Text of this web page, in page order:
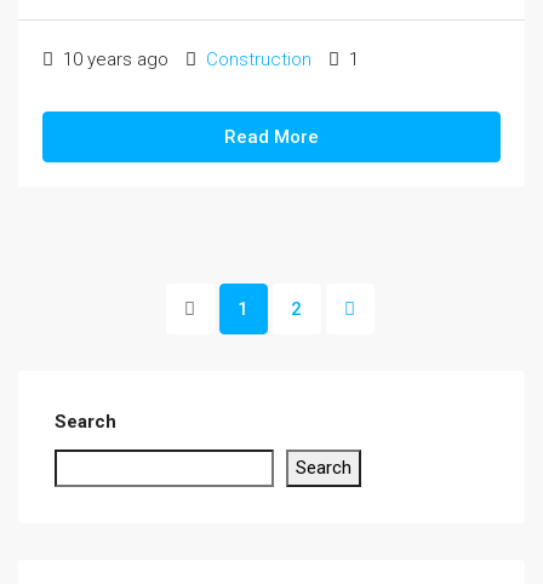
10 years ago Construction 1
Read More
1 2
Search
Search